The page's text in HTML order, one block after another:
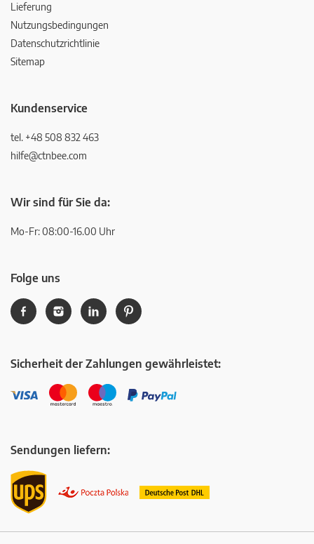
Lieferung
Nutzungsbedingungen
Datenschutzrichtlinie
Sitemap
Kundenservice
tel. +48 508 832 463
hilfe@ctnbee.com
Wir sind für Sie da:
Mo-Fr: 08:00-16.00 Uhr
Folge uns
Sicherheit der Zahlungen gewährleistet:
Sendungen liefern: